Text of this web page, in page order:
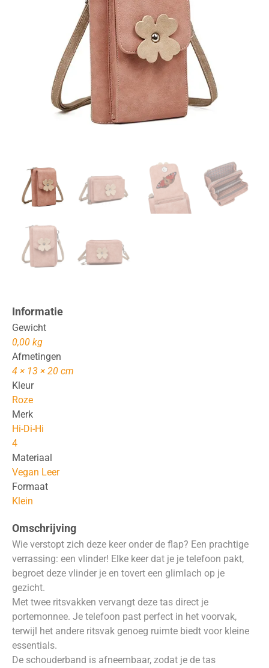
Informatie
Gewicht
0,00 kg
Afmetingen
4 × 13 × 20 cm
Kleur
Roze
Merk
Hi-Di-Hi
4
Materiaal
Vegan Leer
Formaat
Klein
Omschrijving
Wie verstopt zich deze keer onder de flap? Een prachtige
verrassing: een vlinder! Elke keer dat je je telefoon pakt,
begroet deze vlinder je en tovert een glimlach op je
gezicht.
Met twee ritsvakken vervangt deze tas direct je
portemonnee. Je telefoon past perfect in het voorvak,
terwijl het andere ritsvak genoeg ruimte biedt voor kleine
essentials.
De schouderband is afneembaar, zodat je de tas